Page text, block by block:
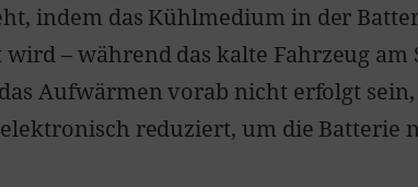
indem das Kühlmedium in der
– während das kalte Fahrzeug am
Aufwärmen vorab nicht erfolgt
reduziert, um die Batterie